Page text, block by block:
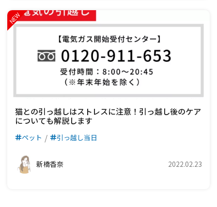
猫との引っ越しはストレスに注意！引っ越し後のケア
についても解説します
ペット 引っ越し当日
新橋香奈 2022.02.23